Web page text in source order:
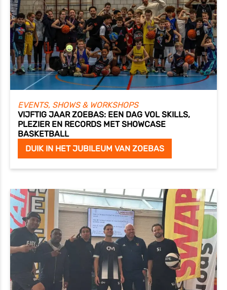
EVENTS, SHOWS & WORKSHOPS
VIJFTIG JAAR ZOEBAS: EEN DAG VOL SKILLS,
PLEZIER EN RECORDS MET SHOWCASE
BASKETBALL
DUIK IN HET JUBILEUM VAN ZOEBAS